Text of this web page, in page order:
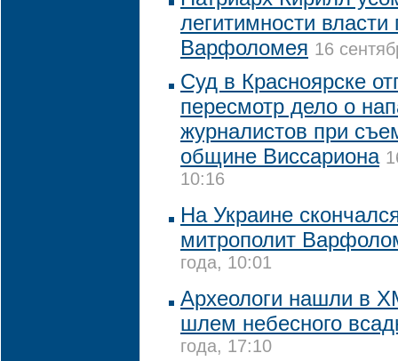
легитимности власти
Варфоломея 16
Суд в Красноярске
пересмотр дело о
журналистов при
общине Виссариона
10:16
На Украине
митрополит
года, 10:01
Археологи нашли в
шлем небесного
года, 17:10